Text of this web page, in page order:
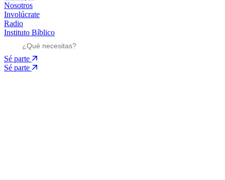
Nosotros
Involúcrate
Radio
Instituto Bíblico
Sé parte
Sé parte